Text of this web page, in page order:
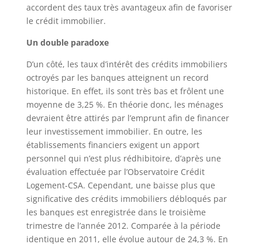
accordent des taux très avantageux afin de favoriser
le crédit immobilier.
Un double paradoxe
D’un côté, les taux d’intérêt des crédits immobiliers
octroyés par les banques atteignent un record
historique. En effet, ils sont très bas et frôlent une
moyenne de 3,25 %. En théorie donc, les ménages
devraient être attirés par l’emprunt afin de financer
leur investissement immobilier. En outre, les
établissements financiers exigent un apport
personnel qui n’est plus rédhibitoire, d’après une
évaluation effectuée par l’Observatoire Crédit
Logement-CSA. Cependant, une baisse plus que
significative des crédits immobiliers débloqués par
les banques est enregistrée dans le troisième
trimestre de l’année 2012. Comparée à la période
identique en 2011, elle évolue autour de 24,3 %. En